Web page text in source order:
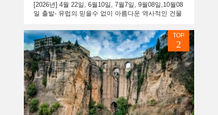
[2026년] 4월 22일, 6월10일, 7월7일, 9월08일,10월08
일 출발- 유럽의 믿을수 없이 아름다운 역사적인 건물
서유...
상품보기
TOP
2